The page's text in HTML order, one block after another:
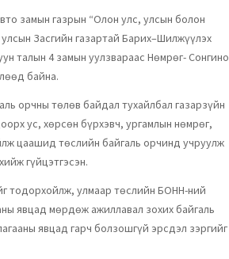
замын газрын “Олон улс, улсын болон
Засгийн газартай Барих–Шилжүүлэх
талын 4 замын уулзвараас Нөмрөг- Сонгино
байна.
орчны төлөв байдал тухайлбал газарзүйн
ус, хөрсөн бүрхэвч, ургамлын нөмрөг,
цаашид төслийн байгаль орчинд учруулж
гүйцэтгэсэн.
тодорхойлж, улмаар төслийн БОННҮ-ний
явцад мөрдөж ажиллавал зохих байгаль
явцад гарч болзошгүй эрсдэл зэргийг